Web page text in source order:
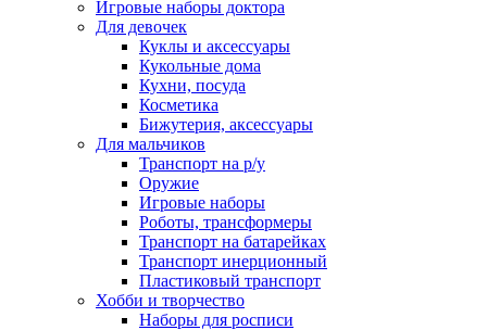
Игровые наборы доктора
Для девочек
Куклы и аксессуары
Кукольные дома
Кухни, посуда
Косметика
Бижутерия, аксессуары
Для мальчиков
Транспорт на р/у
Оружие
Игровые наборы
Роботы, трансформеры
Транспорт на батарейках
Транспорт инерционный
Пластиковый транспорт
Хобби и творчество
Наборы для росписи